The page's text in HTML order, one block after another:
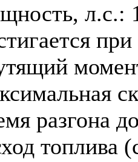
л.с.:
разгона
топлива